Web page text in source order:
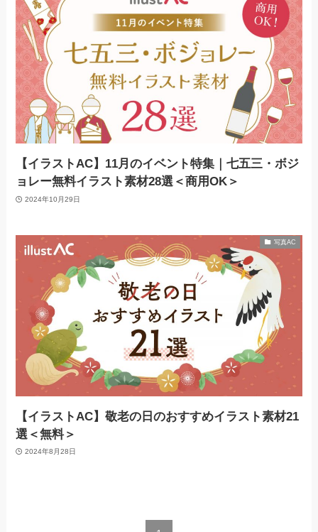
【イラストAC】11月のイベント特集｜七五三・ボジ
ョレー無料イラスト素材28選＜商用OK＞
2024年10月29日
写真AC
【イラストAC】敬老の日のおすすめイラスト素材21
選＜無料＞
2024年8月28日